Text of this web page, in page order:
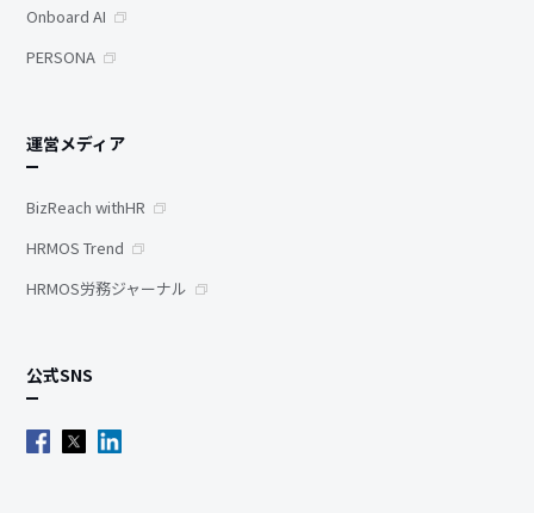
Onboard AI
PERSONA
運営メディア
BizReach withHR
HRMOS Trend
HRMOS労務ジャーナル
公式SNS